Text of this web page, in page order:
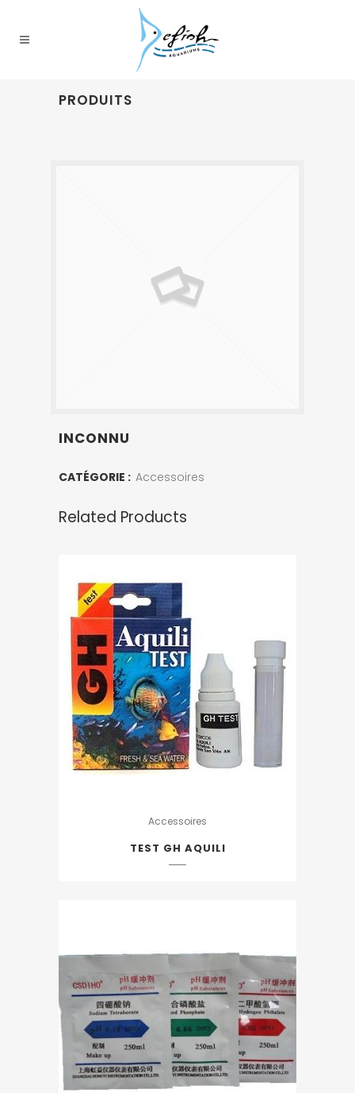
PRODUITS
INCONNU
CATÉGORIE : Accessoires
Related Products
Accessoires
TEST GH AQUILI